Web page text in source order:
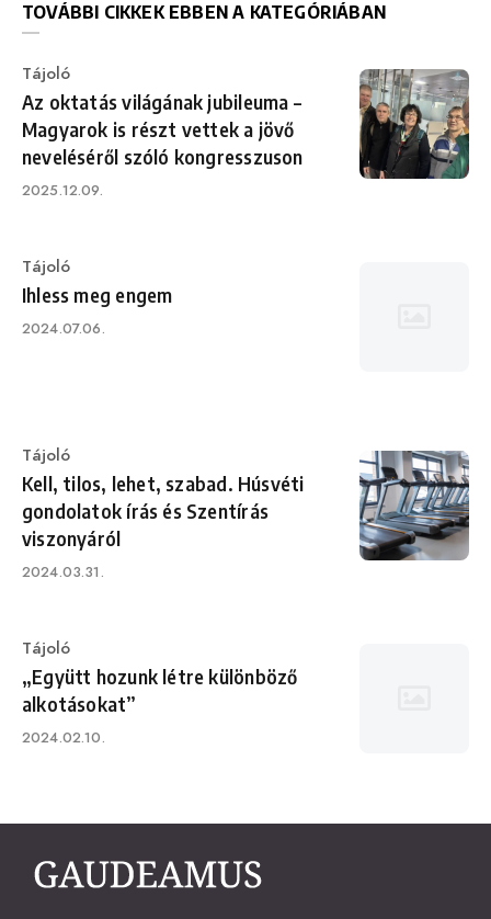
TOVÁBBI CIKKEK EBBEN A KATEGÓRIÁBAN
Category
Tájoló
Az oktatás világának jubileuma –
Magyarok is részt vettek a jövő
neveléséről szóló kongresszuson
Published
2025.12.09.
Category
Tájoló
Ihless meg engem
Published
2024.07.06.
Category
Tájoló
Kell, tilos, lehet, szabad. Húsvéti
gondolatok írás és Szentírás
viszonyáról
Published
2024.03.31.
Category
Tájoló
„Együtt hozunk létre különböző
alkotásokat”
Published
2024.02.10.